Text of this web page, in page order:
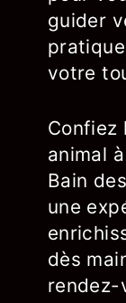
guider
votre
Confiez
animal
Bain
une
dès